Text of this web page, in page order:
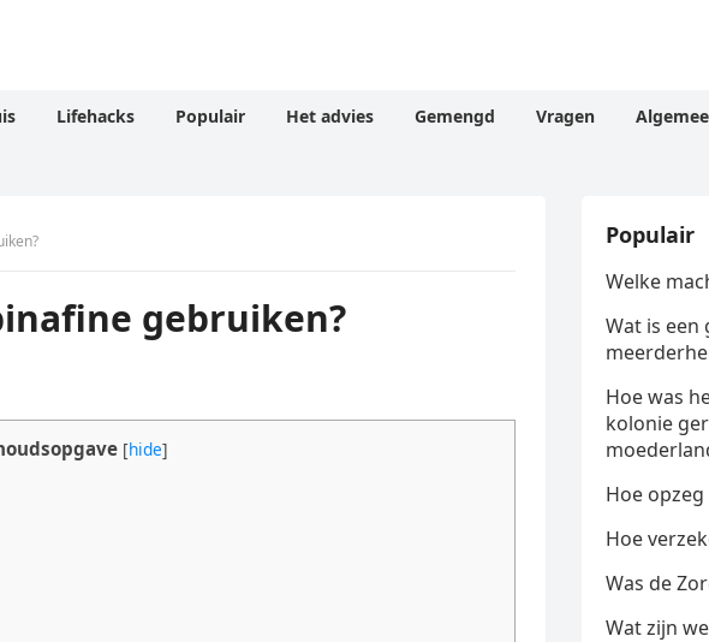
Lifehacks Populair Het advies Gemengd Vragen
gebruiken?
[hide]
Populair
Welke
Wat is een
Hoe was
kolonie
Hoe
Hoe
Was de
Wat zijn